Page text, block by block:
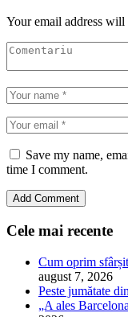
Your email address will
Save my name,
time I comment.
Cele mai recente
Cum oprim
august 7, 2026
Peste jumătate
„A ales